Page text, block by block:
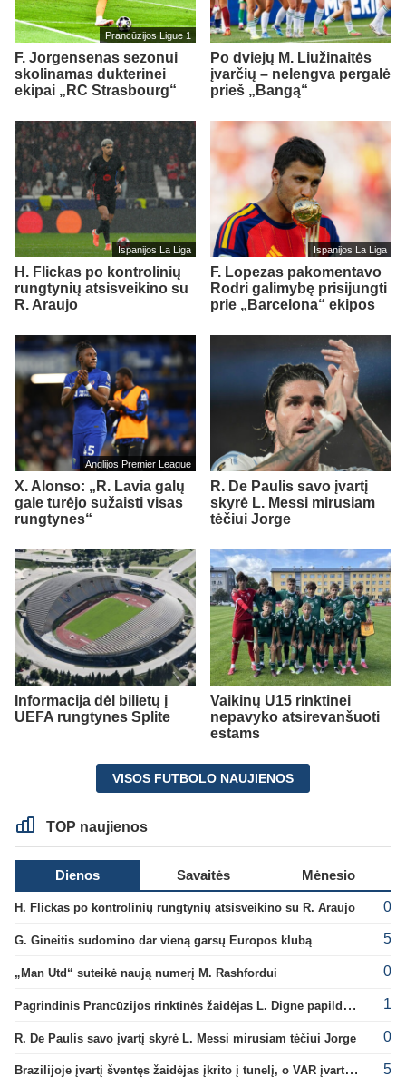
Prancūzijos Ligue 1
F. Jorgensenas sezonui
skolinamas dukterinei
ekipai „RC Strasbourg“
Po dviejų M. Liužinaitės
įvarčių – nelengva pergalė
prieš „Bangą“
Ispanijos La Liga
H. Flickas po kontrolinių
rungtynių atsisveikino su
R. Araujo
Ispanijos La Liga
F. Lopezas pakomentavo
Rodri galimybę prisijungti
prie „Barcelona“ ekipos
Anglijos Premier League
X. Alonso: „R. Lavia galų
gale turėjo sužaisti visas
rungtynes“
R. De Paulis savo įvartį
skyrė L. Messi mirusiam
tėčiui Jorge
Informacija dėl bilietų į
UEFA rungtynes Splite
Vaikinų U15 rinktinei
nepavyko atsirevanšuoti
estams
VISOS FUTBOLO NAUJIENOS
TOP naujienos
Dienos Savaitės Mėnesio
H. Flickas po kontrolinių rungtynių atsisveikino su R. Araujo 0
G. Gineitis sudomino dar vieną garsų Europos klubą 5
„Man Utd“ suteikė naują numerį M. Rashfordui 0
Pagrindinis Prancūzijos rinktinės žaidėjas L. Digne papildė PSG gretas 1
R. De Paulis savo įvartį skyrė L. Messi mirusiam tėčiui Jorge 0
Brazilijoje įvartį šventęs žaidėjas įkrito į tunelį, o VAR įvartį atšaukė 5